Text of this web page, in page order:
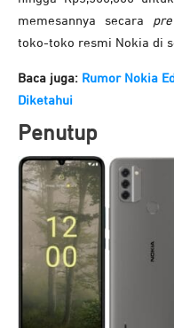
memesannya secara
toko-toko resmi Nokia di
Baca juga: Rumor Nokia
Diketahui
Penutup